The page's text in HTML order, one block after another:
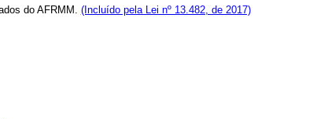
do AFRMM. (Incluído pela Lei nº 13.482, de 2017)